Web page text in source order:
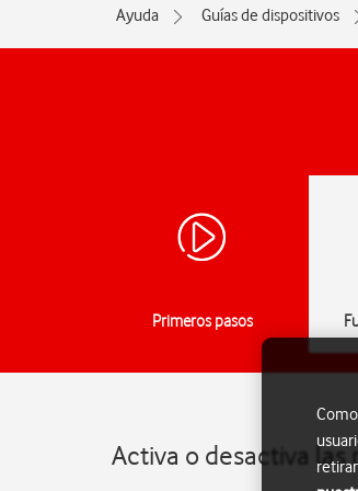
Ayuda Guías de dispositivos
Primeros pasos
Activa o desactiva las